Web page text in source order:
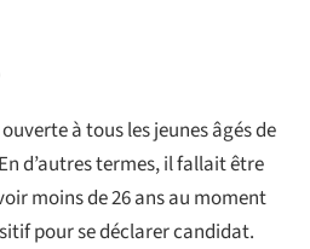
à tous les jeunes âgés de
d’autres termes, il fallait être
moins de 26 ans au moment
pour se déclarer candidat.